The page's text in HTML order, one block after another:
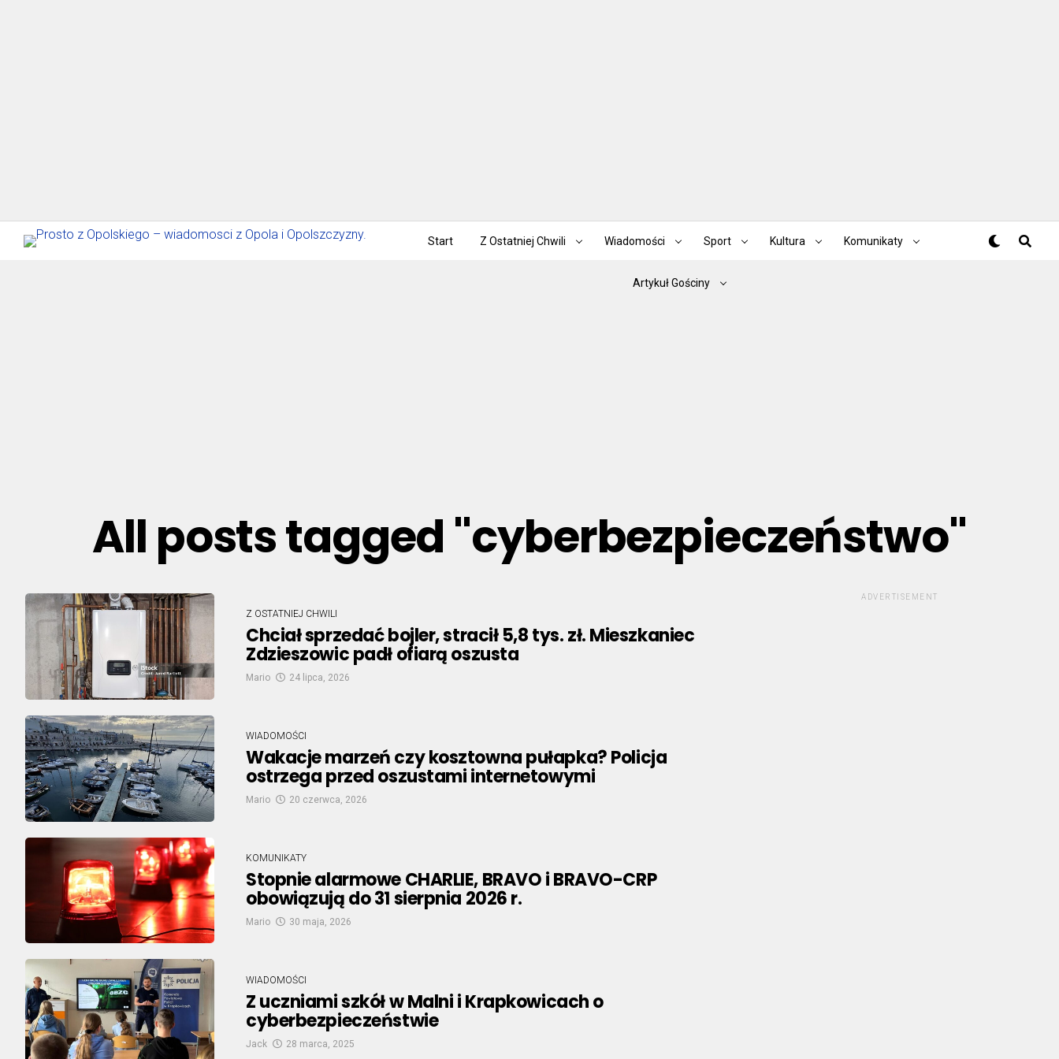
Start Z Ostatniej Chwili Wiadomości Sport Kultura Komunikaty
Artykuł Gościny
All posts tagged "cyberbezpieczeństwo"
Z OSTATNIEJ CHWILI
Chciał sprzedać bojler, stracił 5,8 tys. zł. Mieszkaniec
Zdzieszowic padł ofiarą oszusta
Mario 24 lipca, 2026
WIADOMOŚCI
Wakacje marzeń czy kosztowna pułapka? Policja
ostrzega przed oszustami internetowymi
Mario 20 czerwca, 2026
KOMUNIKATY
Stopnie alarmowe CHARLIE, BRAVO i BRAVO-CRP
obowiązują do 31 sierpnia 2026 r.
Mario 30 maja, 2026
WIADOMOŚCI
Z uczniami szkół w Malni i Krapkowicach o
cyberbezpieczeństwie
Jack 28 marca, 2025
ADVERTISEMENT